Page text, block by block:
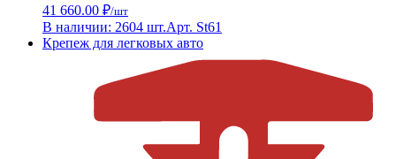
41 660.00 ₽/шт
В наличии: 2604 шт.Арт. St61
Крепеж для легковых авто